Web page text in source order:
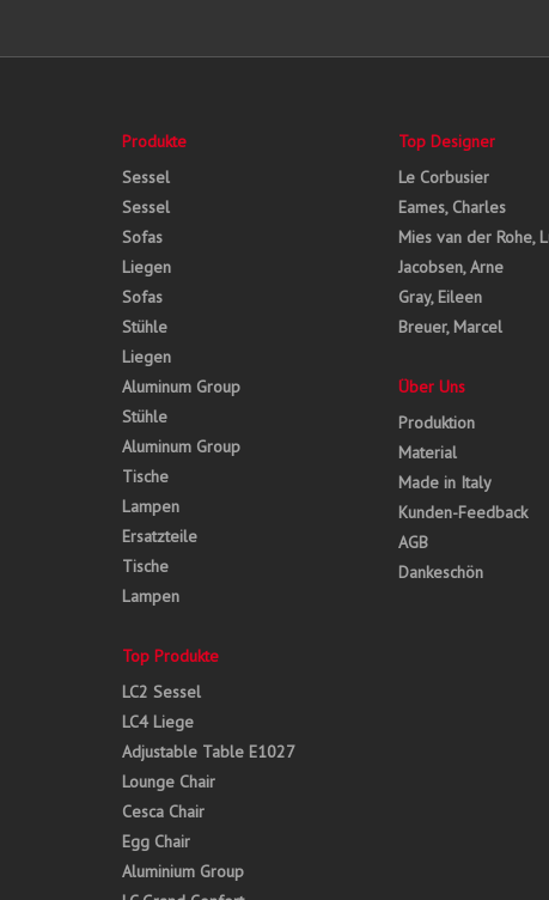
Produkte
Sessel
Sessel
Sofas
Liegen
Sofas
Stühle
Liegen
Aluminum Group
Stühle
Aluminum Group
Tische
Lampen
Ersatzteile
Tische
Lampen
Top Produkte
LC2 Sessel
LC4 Liege
Adjustable Table E1027
Lounge Chair
Cesca Chair
Egg Chair
Aluminium Group
Top Designer
Le Corbusier
Eames, Charles
Mies van der Rohe,
Jacobsen, Arne
Gray, Eileen
Breuer, Marcel
Über Uns
Produktion
Material
Made in Italy
Kunden-Feedback
AGB
Dankeschön